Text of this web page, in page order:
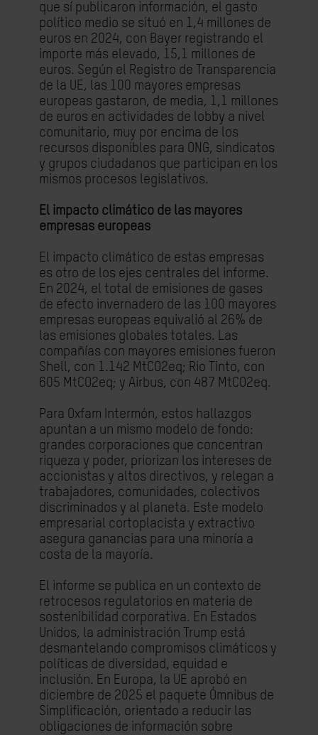
que sí publicaron información, el gasto
político medio se situó en 1,4 millones de
euros en 2024, con Bayer registrando el
importe más elevado, 15,1 millones de
euros. Según el Registro de Transparencia
de la UE, las 100 mayores empresas
europeas gastaron, de media, 1,1 millones
de euros en actividades de lobby a nivel
comunitario, muy por encima de los
recursos disponibles para ONG, sindicatos
y grupos ciudadanos que participan en los
mismos procesos legislativos.
El impacto climático de las mayores
empresas europeas
El impacto climático de estas empresas
es otro de los ejes centrales del informe.
En 2024, el total de emisiones de gases
de efecto invernadero de las 100 mayores
empresas europeas equivalió al 26% de
las emisiones globales totales. Las
compañías con mayores emisiones fueron
Shell, con 1.142 MtCO2eq; Rio Tinto, con
605 MtCO2eq; y Airbus, con 487 MtCO2eq.
Para Oxfam Intermón, estos hallazgos
apuntan a un mismo modelo de fondo:
grandes corporaciones que concentran
riqueza y poder, priorizan los intereses de
accionistas y altos directivos, y relegan a
trabajadores, comunidades, colectivos
discriminados y al planeta. Este modelo
empresarial cortoplacista y extractivo
asegura ganancias para una minoría a
costa de la mayoría.
El informe se publica en un contexto de
retrocesos regulatorios en materia de
sostenibilidad corporativa. En Estados
Unidos, la administración Trump está
desmantelando compromisos climáticos y
políticas de diversidad, equidad e
inclusión. En Europa, la UE aprobó en
diciembre de 2025 el paquete Ómnibus de
Simplificación, orientado a reducir las
obligaciones de información sobre